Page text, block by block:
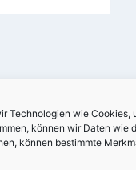
Technologien wie
können wir Daten wie
können bestimmte